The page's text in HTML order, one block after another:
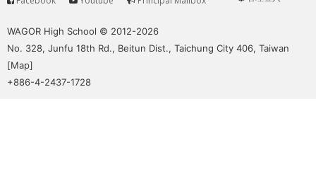
User
Service
WAGOR High School © 2012-2026
No. 328, Junfu 18th Rd., Beitun Dist., Taichung City 406, Taiwan
[Map]
+886-4-2437-1728